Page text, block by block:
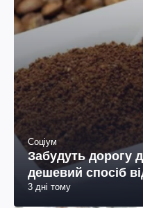
Соціум
Забудуть дорогу
дешевий спосіб
3 дні тому